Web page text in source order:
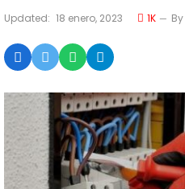
Updated: 18 enero, 2023 1K By